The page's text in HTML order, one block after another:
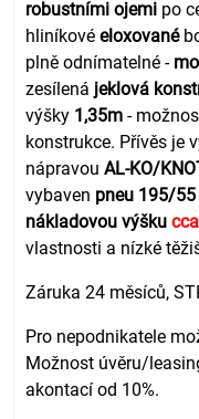
robustními ojemi po
hliníkovéeloxované
plně odnímatelné -
zesílená jeklová
výšky 1,35m-
konstrukce. Přívěs je
nápravouAL-KO/
vybaven pneu 195/55
nákladovou výšku
vlastnosti a nízké
Záruka 24 měsíců,
Pro nepodnikatele
Možnost úvěru/
akontací od 10%.